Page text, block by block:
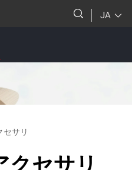
JA
セサリ
クセサリ